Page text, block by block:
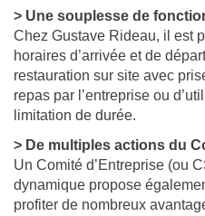
> Une souplesse de
Chez Gustave Rideau, il est
horaires d’arrivée et de
restauration sur site avec
repas par l’entreprise ou
limitation de durée.
> De multiples actions du
Un Comité d’Entreprise (ou
dynamique propose
profiter de nombreux